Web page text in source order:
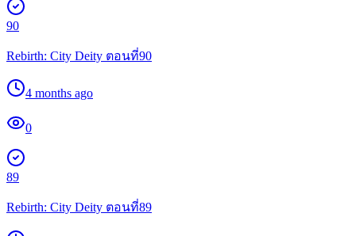
90
Rebirth: City Deity ตอนที่90
4 months ago
0
89
Rebirth: City Deity ตอนที่89